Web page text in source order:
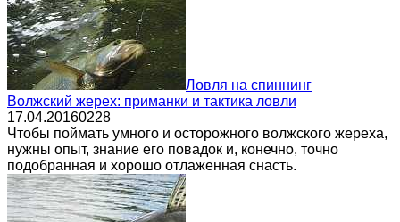
Ловля на спиннинг
Волжский жерех: приманки и тактика ловли
17.04.20160228
Чтобы поймать умного и осторожного волжского жереха,
нужны опыт, знание его повадок и, конечно, точно
подобранная и хорошо отлаженная снасть.